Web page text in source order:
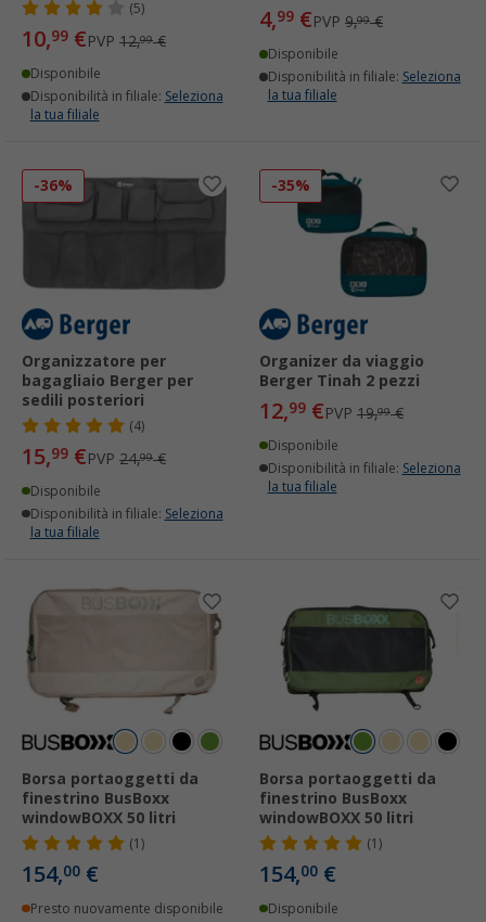
(5)
10,99 €PVP 12,99€
Disponibile
Disponibilità in filiale: Seleziona
la tua filiale
4,99 €PVP 9,99€
Disponibile
Disponibilità in filiale: Seleziona
la tua filiale
-36%
Organizzatore per
bagagliaio Berger per
sedili posteriori
(4)
15,99 €PVP 24,99€
Disponibile
Disponibilità in filiale: Seleziona
la tua filiale
-35%
Organizer da viaggio
Berger Tinah 2 pezzi
12,99 €PVP 19,99€
Disponibile
Disponibilità in filiale: Seleziona
la tua filiale
Borsa portaoggetti da
finestrino BusBoxx
windowBOXX 50 litri
(1)
154,00 €
Presto nuovamente disponibile
Borsa portaoggetti da
finestrino BusBoxx
windowBOXX 50 litri
(1)
154,00 €
Disponibile